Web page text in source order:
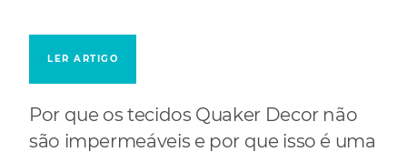
LER ARTIGO
Por que os tecidos Quaker Decor não
são impermeáveis e por que isso é uma